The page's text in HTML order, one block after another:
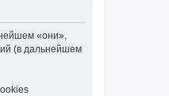
«они»,
(в дальнейшем